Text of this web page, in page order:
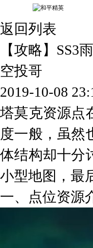
返回列表
【攻略】SS3
空投哥
2019-10-08
塔莫克资源点
度一般，虽然
体结构却十分
小型地图，最
一、点位资源